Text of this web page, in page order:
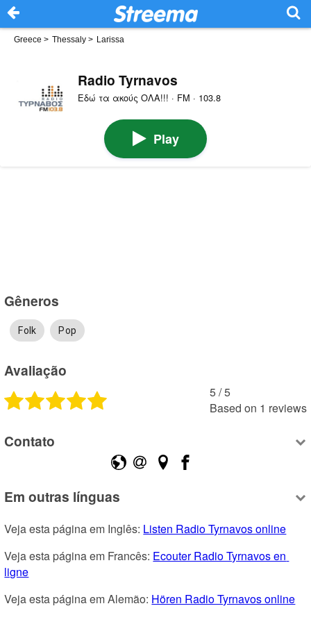
Greece > Thessaly > Larissa
Radio Tyrnavos
Εδώ τα ακούς ΟΛΑ!!! · FM · 103.8
Play
Gêneros
Folk Pop
Avaliação
5 /5
Based on 1 reviews
Contato
Em outras línguas
Veja esta página em Inglês: Listen Radio Tyrnavos online
Veja esta página em Francês: Ecouter Radio Tyrnavos en
ligne
Veja esta página em Alemão: Hören Radio Tyrnavos online